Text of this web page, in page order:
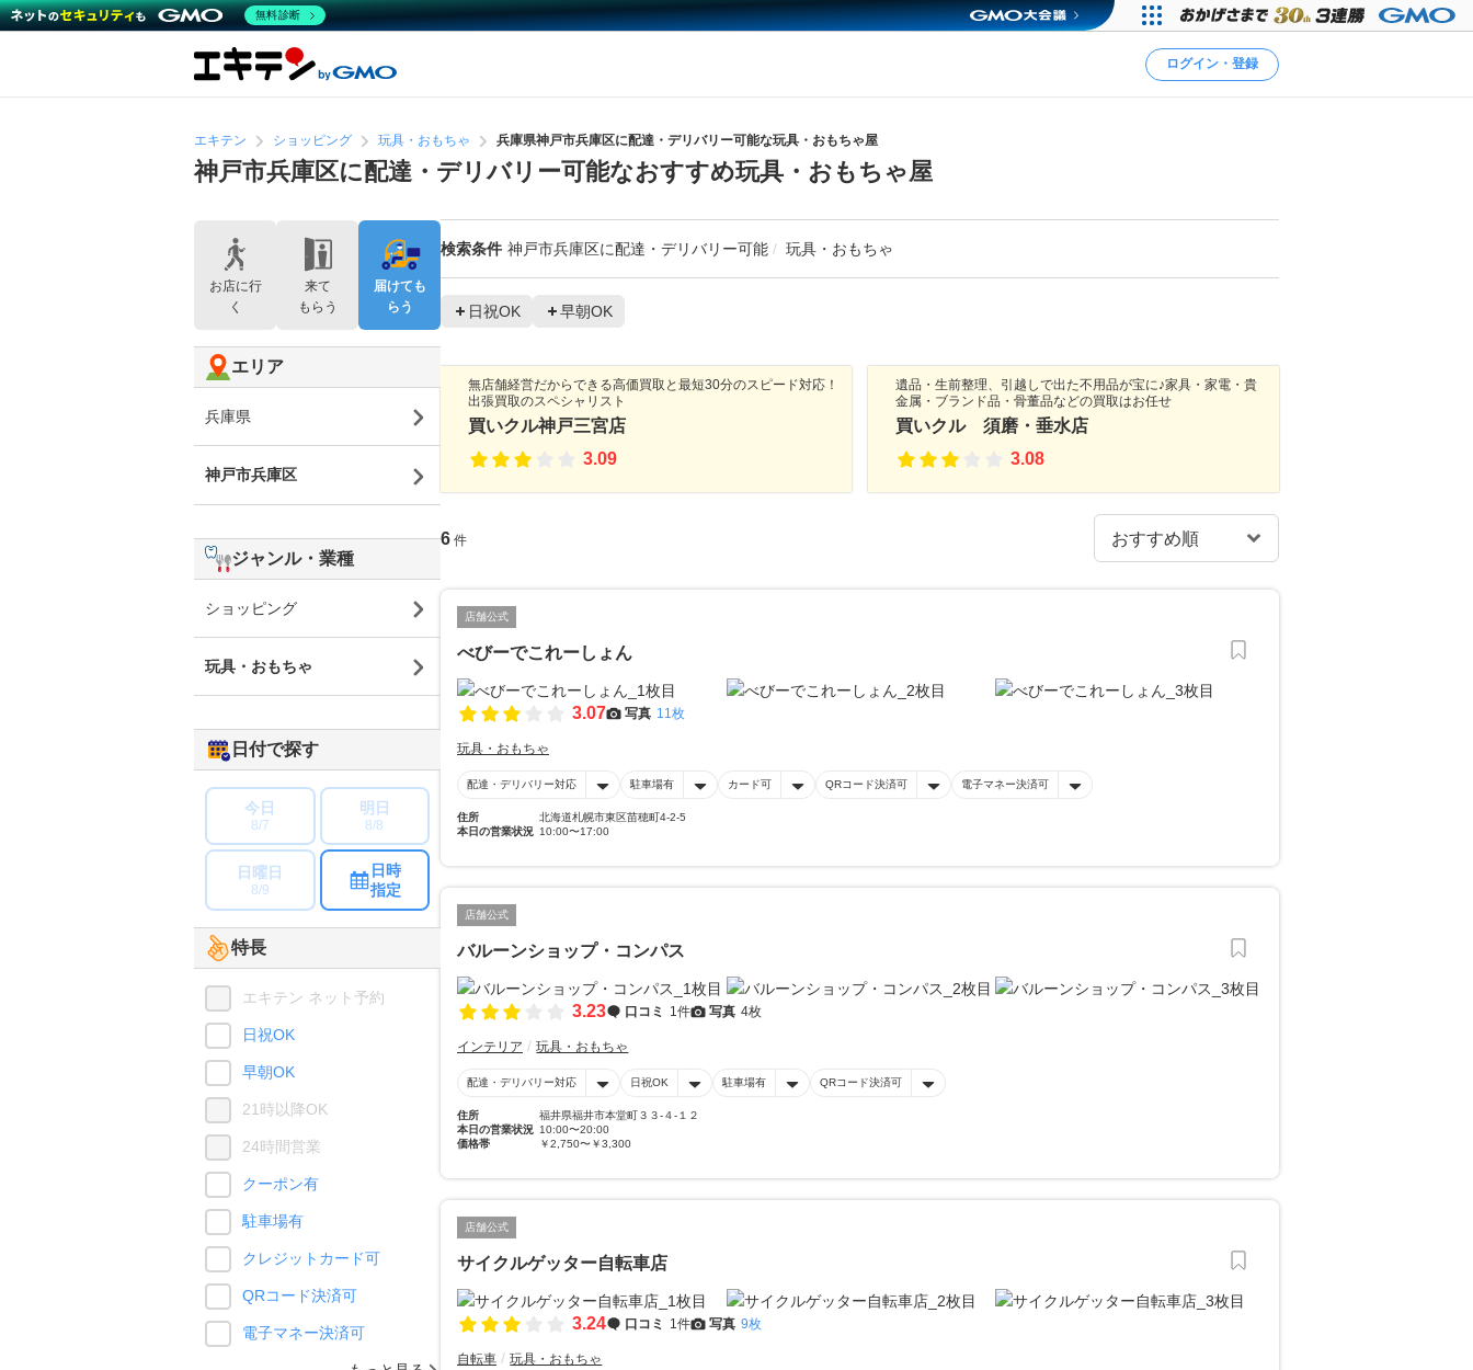
ログイン・登録
エキテン ショッピング 玩具・おもちゃ 兵庫県神戸市兵庫区に配達・デリバリー可能な玩具・おもちゃ屋
神戸市兵庫区に配達・デリバリー可能なおすすめ玩具・おもちゃ屋
検索条件 神戸市兵庫区に配達・デリバリー可能 玩具・おもちゃ
日祝OK 早朝OK
無店舗経営だからできる高価買取と最短30分のスピード対応！
出張買取のスペシャリスト
買いクル神戸三宮店
3.09
遺品・生前整理、引越しで出た不用品が宝に♪家具・家電・貴
金属・ブランド品・骨董品などの買取はお任せ
買いクル 須磨・垂水店
3.08
6 件
店舗公式
べびーでこれーしょん
3.07 写真 11枚
玩具・おもちゃ
配達・デリバリー対応 駐車場有 カード可 QRコード決済可 電子マネー決済可
住所
北海道札幌市東区苗穂町4-2-5
本日の営業状況 10:00〜17:00
店舗公式
バルーンショップ・コンパス
3.23 口コミ 1件 写真 4枚
インテリア 玩具・おもちゃ
配達・デリバリー対応 日祝OK 駐車場有 QRコード決済可
住所
福井県福井市本堂町３３-４-１２
本日の営業状況 10:00〜20:00
価格帯
￥2,750〜￥3,300
店舗公式
サイクルゲッター自転車店
3.24 口コミ 1件 写真 9枚
自転車 玩具・おもちゃ
お店に行
く
来て
もらう
届けても
らう
エリア
兵庫県
神戸市兵庫区
ジャンル・業種
ショッピング
玩具・おもちゃ
日付で探す
今日
8/7
明日
8/8
日曜日
8/9
日時
指定
特長
エキテン ネット予約
日祝OK
早朝OK
21時以降OK
24時間営業
クーポン有
駐車場有
クレジットカード可
QRコード決済可
電子マネー決済可
無料診断